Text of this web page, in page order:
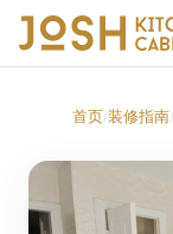
首页/装修指南/